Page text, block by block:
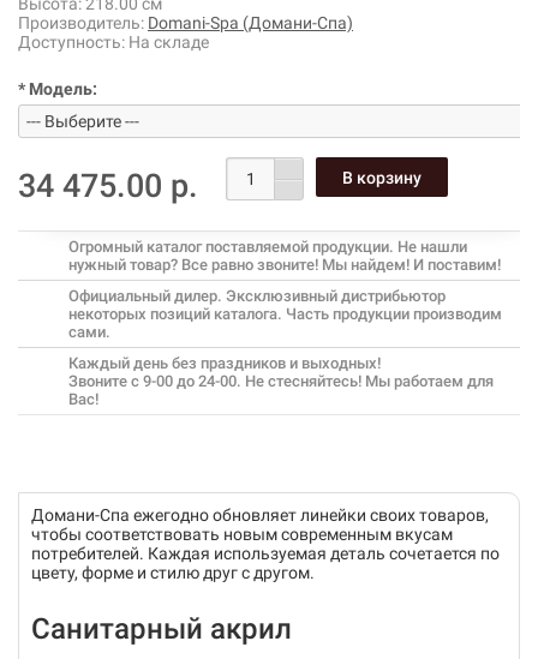
Высота:218.00 см
Производитель: Domani-Spa (Домани-Спа)
Доступность: На складе
* Модель:
34 475.00 р.
Огромный каталог поставляемой продукции. Не нашли
нужный товар? Все равно звоните! Мы найдем! И поставим!
Официальный дилер. Эксклюзивный дистрибьютор
некоторых позиций каталога. Часть продукции производим
сами.
Каждый день без праздников и выходных!
Звоните с 9-00 до 24-00. Не стесняйтесь! Мы работаем для
Вас!
Домани-Спа ежегодно обновляет линейки своих товаров,
чтобы соответствовать новым современным вкусам
потребителей. Каждая используемая деталь сочетается по
цвету, форме и стилю друг с другом.
Санитарный акрил